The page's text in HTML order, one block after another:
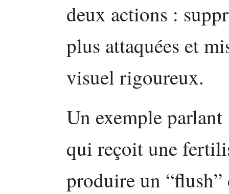
deux actions :
plus attaquées et
visuel rigoureux.
Un exemple
qui reçoit une
produire un